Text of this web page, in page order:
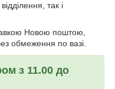
так і
Новою поштою,
обмеження по вазі.
з 11.00 до